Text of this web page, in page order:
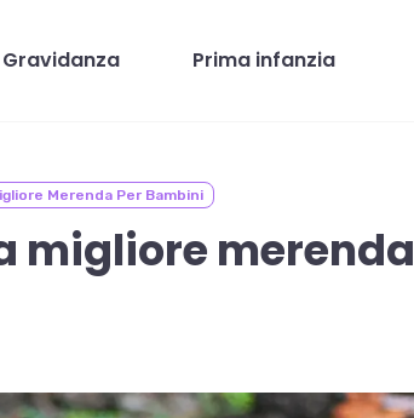
Gravidanza Prima infanzia
Merenda Per Bambini
migliore merenda